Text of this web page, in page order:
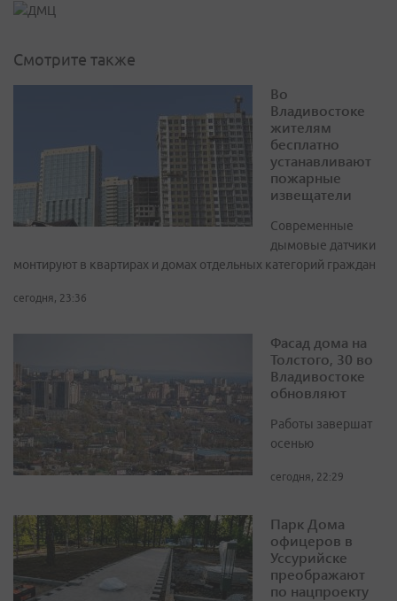
Смотрите также
Во
Владивостоке
жителям
бесплатно
устанавливают
пожарные
извещатели
Современные
дымовые датчики
монтируют в квартирах и домах отдельных категорий граждан
сегодня, 23:36
Фасад дома на
Толстого, 30 во
Владивостоке
обновляют
Работы завершат
осенью
сегодня, 22:29
Парк Дома
офицеров в
Уссурийске
преображают
по нацпроекту